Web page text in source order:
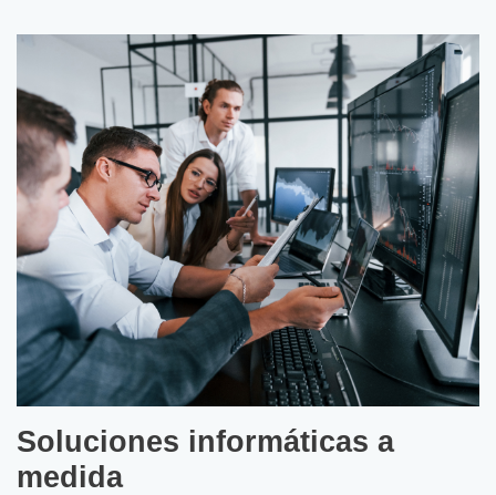
Soluciones informáticas a
medida